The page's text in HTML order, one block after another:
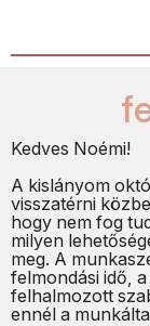
Kedves Noémi!
A kislányom
visszatérni
hogy nem fog
milyen
meg. A
felmondási idő,
felhalmozott
ennél a